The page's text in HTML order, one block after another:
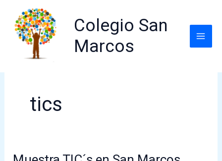
contenido
Colegio San
Marcos
tics